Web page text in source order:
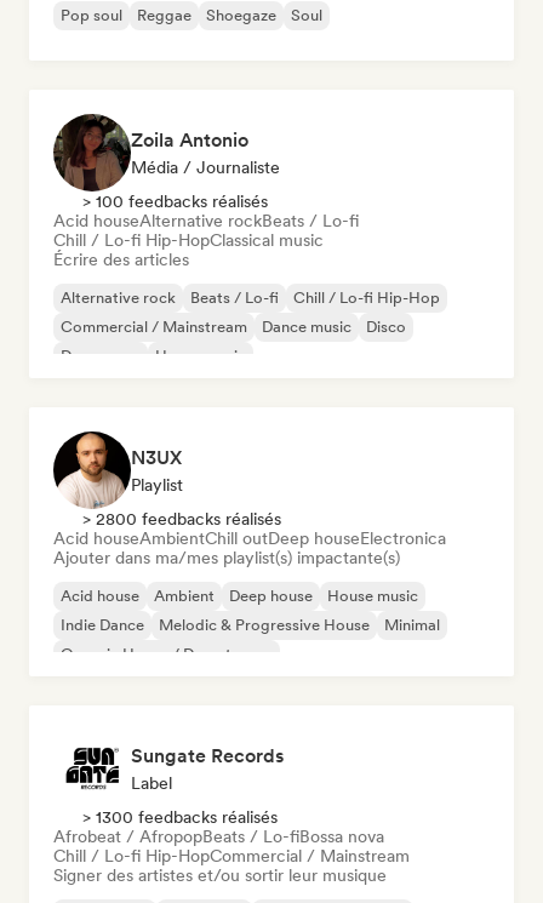
Pop soul Reggae Shoegaze Soul
Zoila Antonio
Média / Journaliste
> 100 feedbacks réalisés
Acid houseAlternative rockBeats / Lo-fi
Chill / Lo-fi Hip-HopClassical music
Écrire des articles
Alternative rock Beats / Lo-fi
Chill / Lo-fi Hip-Hop
Commercial / Mainstream
Dance music
Disco
Dream pop
House music
N3UX
Playlist
> 2800 feedbacks réalisés
Acid houseAmbientChill outDeep houseElectronica
Ajouter dans ma/mes playlist(s) impactante(s)
Acid house Ambient Deep house
House music
Indie Dance
Melodic & Progressive House
Minimal
Organic House / Downtempo
Sungate Records
Label
> 1300 feedbacks réalisés
Afrobeat / AfropopBeats / Lo-fiBossa nova
Chill / Lo-fi Hip-HopCommercial / Mainstream
Signer des artistes et/ou sortir leur musique